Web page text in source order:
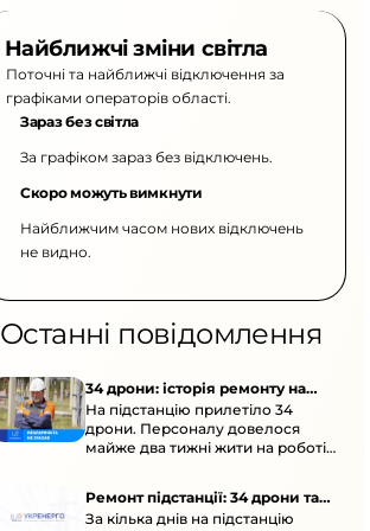
Найближчі зміни світла
Поточні та найближчі відключення за
графіками операторів області.
Зараз без світла
За графіком зараз без відключень.
Скоро можуть вимкнути
Найближчим часом нових відключень
не видно.
Останні повідомлення
34 дрони: історія ремонту на
підстанції
На підстанцію прилетіло 34
дрони. Персоналу довелося
майже два тижні жити на роботі
Ремонт підстанції: 34 дрони та
окупація
За кілька днів на підстанцію